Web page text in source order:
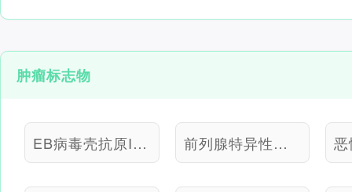
肿瘤标志物
EB病毒壳抗原IgA抗体(EB-VCA-IgA) 前列腺特异性抗原